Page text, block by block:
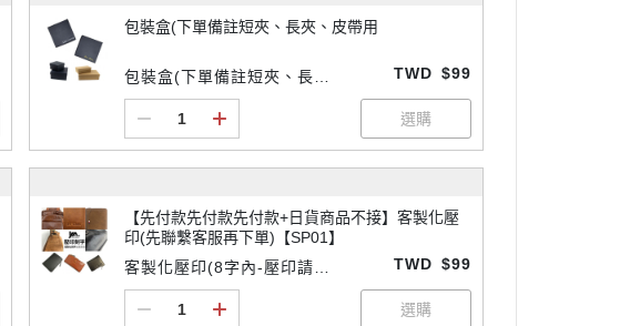
包裝盒(下單備註短夾、長夾、皮帶用
包裝盒(下單備註短夾、長
TWD $99
【先付款先付款先付款+日貨商品不接】客製化壓
印(先聯繫客服再下單)【SP01】
客製化壓印(8字內-壓印請先
TWD $99